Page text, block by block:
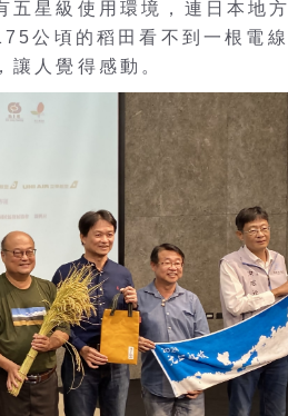
五星級使用環境，連日本地方
公頃的稻田看不到一根電線
讓人覺得感動。